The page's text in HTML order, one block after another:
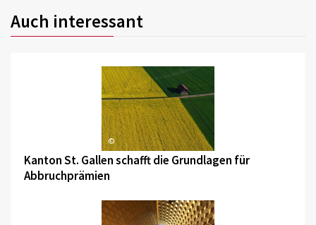
Auch interessant
©
Kanton St. Gallen schafft die Grundlagen für
Abbruchprämien